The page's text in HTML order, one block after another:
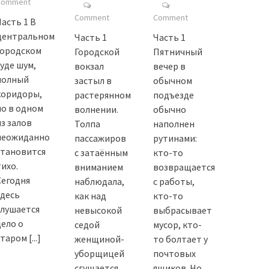
1 В
шум,
в одном
залов
о
[...]
Comment
Часть 1
Городской
вокзал
застыл в
растерянном
волнении.
Толпа
пассажиров
с затаённым
вниманием
наблюдала,
как над
невысокой
седой
женщиной-
уборщицей
Comment
Часть 1
Пятничный
вечер в
обычном
подъезде
обычно
наполнен
рутинами:
кто-то
возвращается
с работы,
кто-то
выбрасывает
мусор, кто-
то болтает у
почтовых